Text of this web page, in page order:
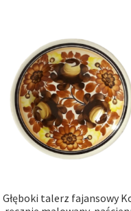
Głęboki talerz fajansowy